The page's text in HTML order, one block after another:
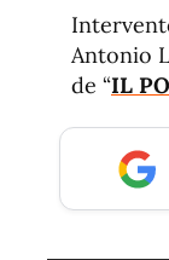
Antonio
de “IL